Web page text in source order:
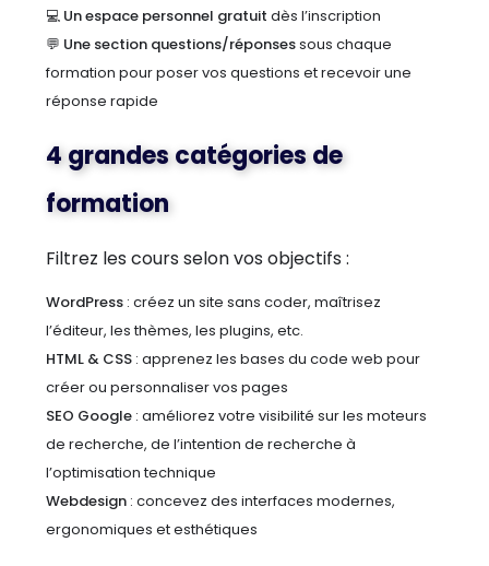
💻 Un espace personnel gratuit dès l’inscription
💬 Une section questions/réponsessous chaque
formation pour poser vos questions et recevoir une
réponse rapide
4 grandes catégories de
formation
Filtrez les cours selon vos objectifs :
WordPress : créez un site sans coder, maîtrisez
l’éditeur, les thèmes, les plugins, etc.
HTML & CSS : apprenez les bases du code web pour
créer ou personnaliser vos pages
SEO Google : améliorez votre visibilité sur les moteurs
de recherche, de l’intention de recherche à
l’optimisation technique
Webdesign : concevez des interfaces modernes,
ergonomiques et esthétiques